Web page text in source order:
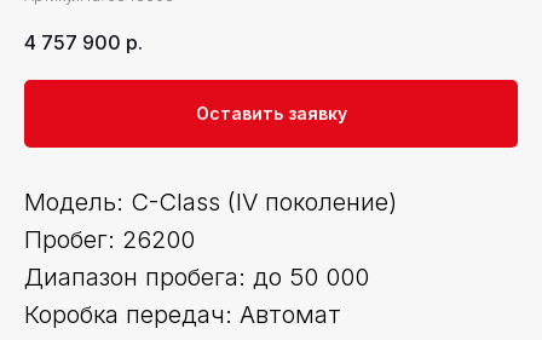
4 757 900 р.
Оставить заявку
Модель: C-Class (IV поколение)
Пробег: 26200
Диапазон пробега: до 50 000
Коробка передач: Автомат